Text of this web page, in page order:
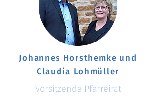
Johannes Horsthemke und
Claudia Lohmüller
Vorsitzende Pfarreirat